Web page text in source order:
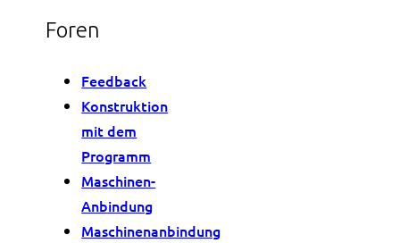
Foren
Feedback
Konstruktion
mit dem
Programm
Maschinen-
Anbindung
Maschinenanbindung